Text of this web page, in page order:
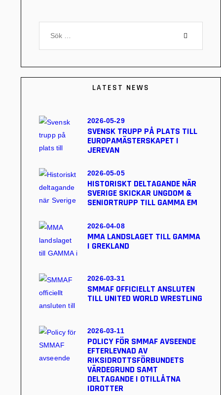
LATEST NEWS
SVENSK TRUPP PÅ PLATS TILL
EUROPAMÄSTERSKAPET I
JEREVAN
2026-05-29
HISTORISKT DELTAGANDE NÄR
SVERIGE SKICKAR UNGDOM &
SENIORTRUPP TILL GAMMA EM
2026-05-05
MMA LANDSLAGET TILL GAMMA
I GREKLAND
2026-04-08
SMMAF OFFICIELLT ANSLUTEN
TILL UNITED WORLD WRESTLING
2026-03-31
POLICY FÖR SMMAF AVSEENDE
EFTERLEVNAD AV
RIKSIDROTTSFÖRBUNDETS
VÄRDEGRUND SAMT
DELTAGANDE I OTILLÅTNA
IDROTTER
2026-03-11